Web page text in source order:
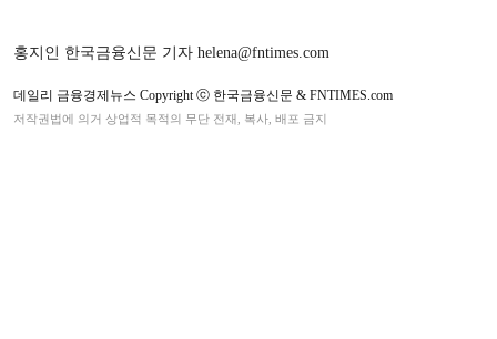
홍지인 한국금융신문 기자 helena@fntimes.com
데일리 금융경제뉴스 Copyright ⓒ 한국금융신문 & FNTIMES.com
저작권법에 의거 상업적 목적의 무단 전재, 복사, 배포 금지